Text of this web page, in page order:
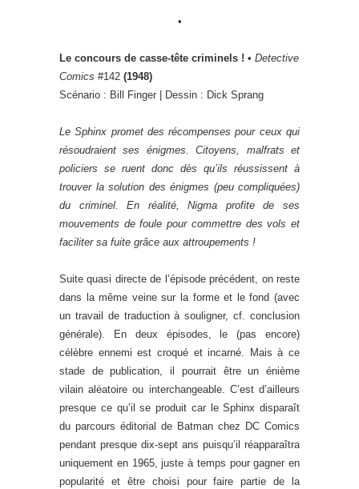
•
Le concours de casse-tête criminels ! • Detective
Comics #142 (1948)
Scénario : Bill Finger | Dessin : Dick Sprang
Le Sphinx promet des récompenses pour ceux qui
résoudraient ses énigmes. Citoyens, malfrats et
policiers se ruent donc dès qu’ils réussissent à
trouver la solution des énigmes (peu compliquées)
du criminel. En réalité, Nigma profite de ses
mouvements de foule pour commettre des vols et
faciliter sa fuite grâce aux attroupements !
Suite quasi directe de l’épisode précédent, on reste
dans la même veine sur la forme et le fond (avec
un travail de traduction à souligner, cf. conclusion
générale). En deux épisodes, le (pas encore)
célèbre ennemi est croqué et incarné. Mais à ce
stade de publication, il pourrait être un énième
vilain aléatoire ou interchangeable. C’est d’ailleurs
presque ce qu’il se produit car le Sphinx disparaît
du parcours éditorial de Batman chez DC Comics
pendant presque dix-sept ans puisqu’il réapparaîtra
uniquement en 1965, juste à temps pour gagner en
popularité et être choisi pour faire partie de la